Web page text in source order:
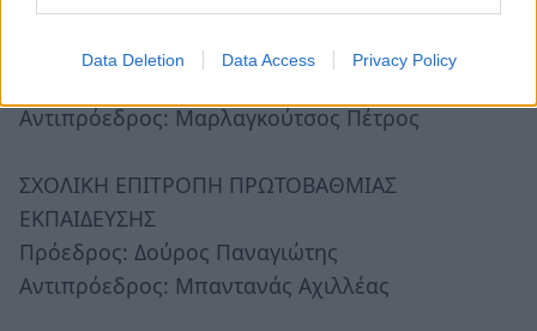
Data Deletion Data Access Privacy Policy
ΔΕΥΑΡΜ
Αντιπρόεδρος: Μαρλαγκούτσος Πέτρος
ΣΧΟΛΙΚΗ ΕΠΙΤΡΟΠΗ ΠΡΩΤΟΒΑΘΜΙΑΣ
ΕΚΠΑΙΔΕΥΣΗΣ
Πρόεδρος: Δούρος Παναγιώτης
Αντιπρόεδρος: Μπαντανάς Αχιλλέας